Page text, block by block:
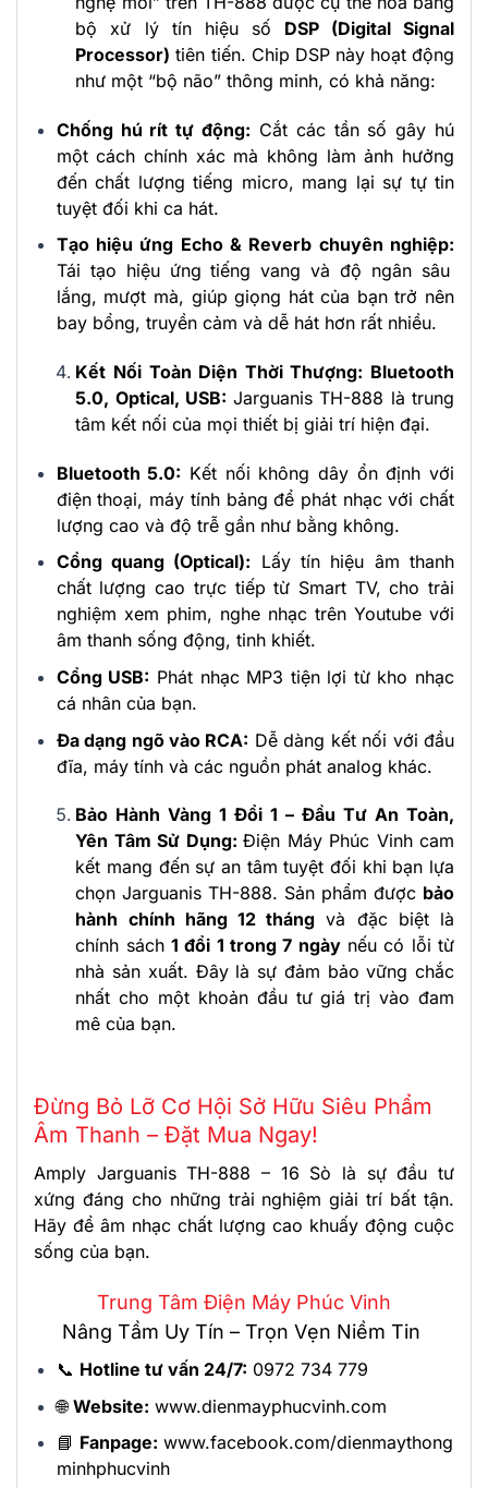
bộ xử lý tín hiệu số DSP (Digital Signal
Processor) tiên tiến. Chip DSP này hoạt động
như một “bộ não” thông minh, có khả năng:
Chống hú rít tự động: Cắt các tần số gây hú
một cách chính xác mà không làm ảnh hưởng
đến chất lượng tiếng micro, mang lại sự tự tin
tuyệt đối khi ca hát.
Tạo hiệu ứng Echo & Reverb chuyên nghiệp:
Tái tạo hiệu ứng tiếng vang và độ ngân sâu
lắng, mượt mà, giúp giọng hát của bạn trở nên
bay bổng, truyền cảm và dễ hát hơn rất nhiều.
Kết Nối Toàn Diện Thời Thượng: Bluetooth
5.0, Optical, USB: Jarguanis TH-888 là trung
tâm kết nối của mọi thiết bị giải trí hiện đại.
Bluetooth 5.0: Kết nối không dây ổn định với
điện thoại, máy tính bảng để phát nhạc với chất
lượng cao và độ trễ gần như bằng không.
Cổng quang (Optical): Lấy tín hiệu âm thanh
chất lượng cao trực tiếp từ Smart TV, cho trải
nghiệm xem phim, nghe nhạc trên Youtube với
âm thanh sống động, tinh khiết.
Cổng USB: Phát nhạc MP3 tiện lợi từ kho nhạc
cá nhân của bạn.
Đa dạng ngõ vào RCA: Dễ dàng kết nối với đầu
đĩa, máy tính và các nguồn phát analog khác.
Bảo Hành Vàng 1 Đổi 1 – Đầu Tư An Toàn,
Yên Tâm Sử Dụng:Điện Máy Phúc Vinh cam
kết mang đến sự an tâm tuyệt đối khi bạn lựa
chọn Jarguanis TH-888. Sản phẩm được bảo
hành chính hãng 12 tháng và đặc biệt là
chính sách1 đổi 1 trong 7 ngàynếu có lỗi từ
nhà sản xuất. Đây là sự đảm bảo vững chắc
nhất cho một khoản đầu tư giá trị vào đam
mê của bạn.
Đừng Bỏ Lỡ Cơ Hội Sở Hữu Siêu Phẩm
Âm Thanh – Đặt Mua Ngay!
Amply Jarguanis TH-888 – 16 Sò là sự đầu tư
xứng đáng cho những trải nghiệm giải trí bất tận.
Hãy để âm nhạc chất lượng cao khuấy động cuộc
sống của bạn.
Trung Tâm Điện Máy Phúc Vinh
Nâng Tầm Uy Tín – Trọn Vẹn Niềm Tin
📞 Hotline tư vấn 24/7: 0972 734 779
🌐Website: www.dienmayphucvinh.com
📘 Fanpage: www.facebook.com/dienmaythong
minhphucvinh